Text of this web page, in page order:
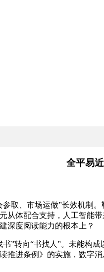
全平易
、市场运做”长效机制。
从体配合支持，人工智能
深度阅读能力的根本上？
转向“书找人”。未能构成
推进条例》的实施，数字